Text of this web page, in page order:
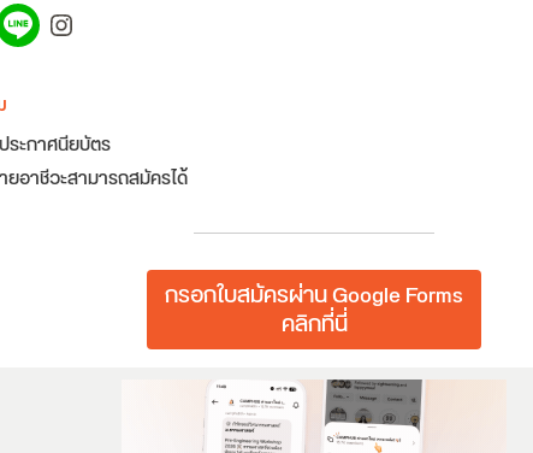
SpotifyInstagram
ระกาศนียบัตร
ยอาชีวะสามารถสมัครได้
กรอกใบสมัครผ่าน Google Forms
คลิกที่นี่